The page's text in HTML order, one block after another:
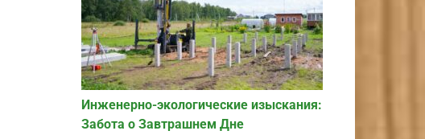
Инженерно-экологические изыскания:
Забота о Завтрашнем Дне